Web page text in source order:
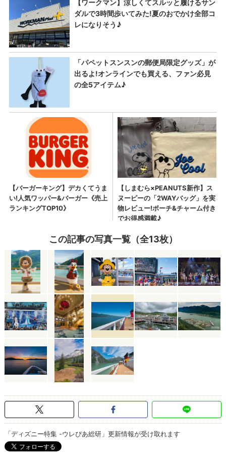
この記事の写真一覧（全13枚）
「ディズニー特集 -ウレぴあ総研」更新情報が受け取れます